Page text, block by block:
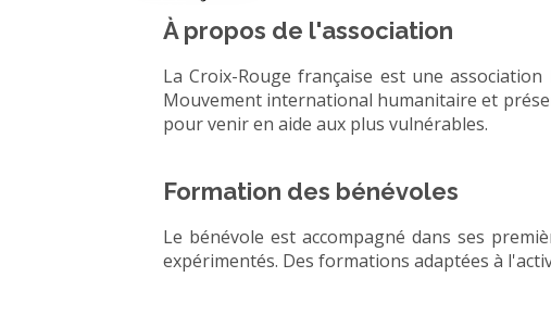
À propos de l'association
La Croix-Rouge française est une
Mouvement international humanitaire et
pour venir en aide aux plus vulnérables.
Formation des bénévoles
Le bénévole est accompagné dans ses
expérimentés. Des formations adaptées à